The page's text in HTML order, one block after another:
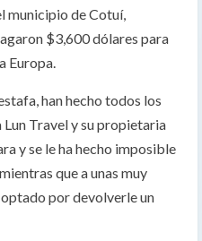
municipio de Cotuí,
$3,600 dólares para
Europa.
han hecho todos los
Lun Travel y su propietaria
y se le ha hecho imposible
que a unas muy
por devolverle un